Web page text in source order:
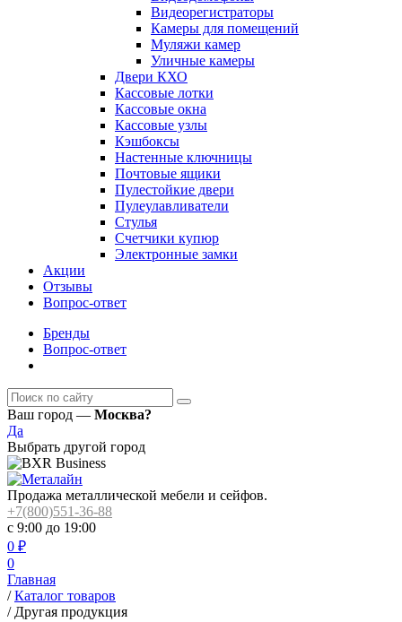
Видеорегистраторы
Камеры для помещений
Муляжи камер
Уличные камеры
Двери КХО
Кассовые лотки
Кассовые окна
Кассовые узлы
Кэшбоксы
Настенные ключницы
Почтовые ящики
Пулестойкие двери
Пулеулавливатели
Стулья
Счетчики купюр
Электронные замки
Акции
Отзывы
Вопрос-ответ
Бренды
Вопрос-ответ
Ваш город — Москва?
Да
Выбрать другой город
Продажа металлической мебели и сейфов.
+7(800)551-36-88
с 9:00 до 19:00
0 ₽
0
Главная
/ Каталог товаров
/ Другая продукция